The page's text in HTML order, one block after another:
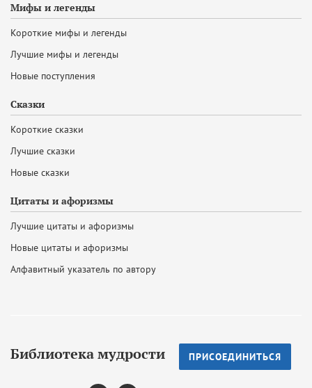
Мифы и легенды
Короткие мифы и легенды
Лучшие мифы и легенды
Новые поступления
Сказки
Короткие сказки
Лучшие сказки
Новые сказки
Цитаты и афоризмы
Лучшие цитаты и афоризмы
Новые цитаты и афоризмы
Алфавитный указатель по автору
Библиотека мудрости ПРИСОЕДИНИТЬСЯ